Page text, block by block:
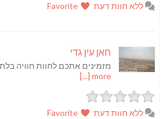
ללא חוות דעת
חאן עין גדי
מזמינים אתכם לחוות חוויה
more [...]
ללא חוות דעת